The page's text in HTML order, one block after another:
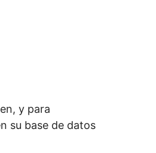
y para
su base de datos